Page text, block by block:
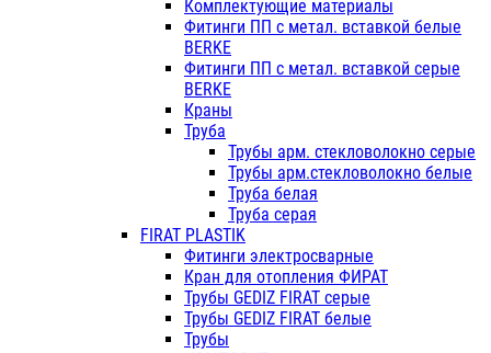
Комплектующие материалы
Фитинги ПП с метал. вставкой белые
BERKE
Фитинги ПП с метал. вставкой серые
BERKE
Краны
Труба
Трубы арм. стекловолокно серые
Трубы арм.стекловолокно белые
Труба белая
Труба серая
FIRAT PLASTIK
Фитинги электросварные
Кран для отопления ФИРАТ
Трубы GEDIZ FIRAT серые
Трубы GEDIZ FIRAT белые
Трубы